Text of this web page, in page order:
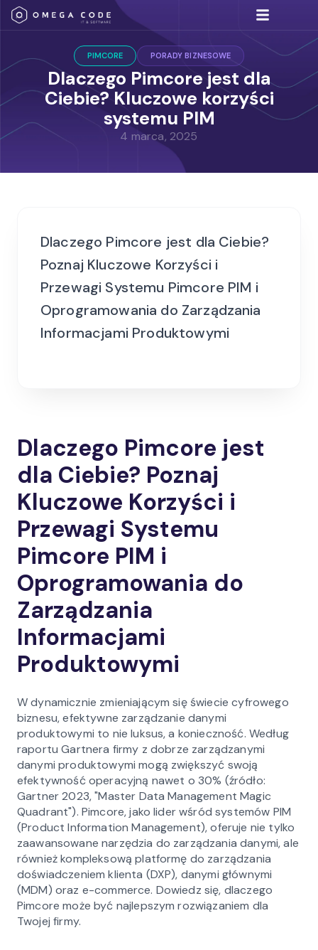
PIMCORE PORADY BIZNESOWE
Dlaczego Pimcore jest dla
Ciebie? Kluczowe korzyści
systemu PIM
4 marca, 2025
Dlaczego Pimcore jest dla Ciebie?
Poznaj Kluczowe Korzyści i
Przewagi Systemu Pimcore PIM i
Oprogramowania do Zarządzania
Informacjami Produktowymi
Dlaczego Pimcore jest
dla Ciebie? Poznaj
Kluczowe Korzyści i
Przewagi Systemu
Pimcore PIM i
Oprogramowania do
Zarządzania
Informacjami
Produktowymi
W dynamicznie zmieniającym się świecie cyfrowego
biznesu, efektywne zarządzanie danymi
produktowymi to nie luksus, a konieczność. Według
raportu Gartnera firmy z dobrze zarządzanymi
danymi produktowymi mogą zwiększyć swoją
efektywność operacyjną nawet o 30% (źródło:
Gartner 2023, "Master Data Management Magic
Quadrant"). Pimcore, jako lider wśród systemów PIM
(Product Information Management), oferuje nie tylko
zaawansowane narzędzia do zarządzania danymi, ale
również kompleksową platformę do zarządzania
doświadczeniem klienta (DXP), danymi głównymi
(MDM) oraz e-commerce. Dowiedz się, dlaczego
Pimcore może być najlepszym rozwiązaniem dla
Twojej firmy.